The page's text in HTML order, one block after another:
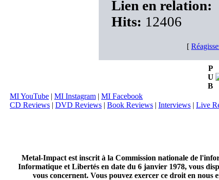
Lien en relation:
Hits: 12406
[
P
U
B
MI YouTube | MI Instagram | MI Facebook
CD Reviews | DVD Reviews | Book Reviews | Interviews | Live
Metal-Impact est inscrit à la Commission nationale de
Informatique et Libertés en date du 6 janvier 1978, vous
vous concernent. Vous pouvez exercer ce droit en